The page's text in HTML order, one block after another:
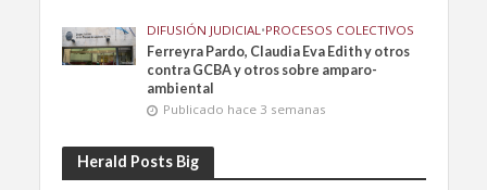
DIFUSIÓN JUDICIAL•PROCESOS COLECTIVOS
Ferreyra Pardo, Claudia Eva Edith y otros
contra GCBA y otros sobre amparo-
ambiental
Publicado hace 3 semanas
Herald Posts Big